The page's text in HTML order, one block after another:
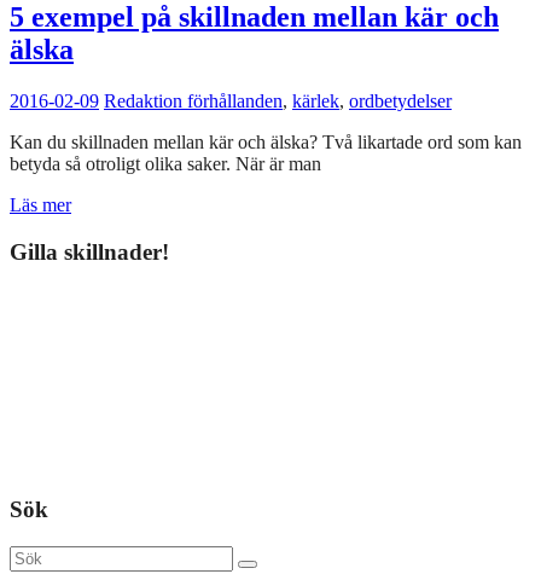
5 exempel på skillnaden mellan kär och
älska
2016-02-09 Redaktion förhållanden, kärlek, ordbetydelser
Kan du skillnaden mellan kär och älska? Två likartade ord som kan
betyda så otroligt olika saker. När är man
Läs mer
Gilla skillnader!
Sök